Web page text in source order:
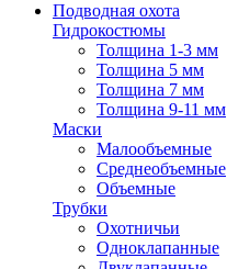
Подводная охота
Гидрокостюмы
Толщина 1-3 мм
Толщина 5 мм
Толщина 7 мм
Толщина 9-11 мм
Маски
Малообъемные
Среднеобъемные
Объемные
Трубки
Охотничьи
Одноклапанные